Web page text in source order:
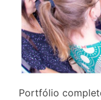
Portfólio